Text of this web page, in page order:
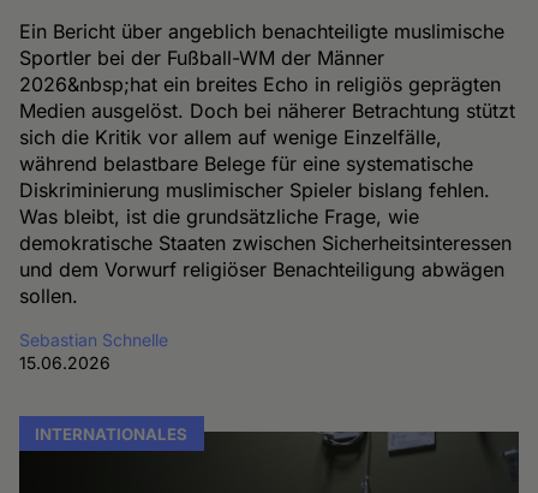
Ein Bericht über angeblich benachteiligte muslimische
Sportler bei der Fußball-WM der Männer
2026&nbsp;hat ein breites Echo in religiös geprägten
Medien ausgelöst. Doch bei näherer Betrachtung stützt
sich die Kritik vor allem auf wenige Einzelfälle,
während belastbare Belege für eine systematische
Diskriminierung muslimischer Spieler bislang fehlen.
Was bleibt, ist die grundsätzliche Frage, wie
demokratische Staaten zwischen Sicherheitsinteressen
und dem Vorwurf religiöser Benachteiligung abwägen
sollen.
Sebastian Schnelle
15.06.2026
INTERNATIONALES